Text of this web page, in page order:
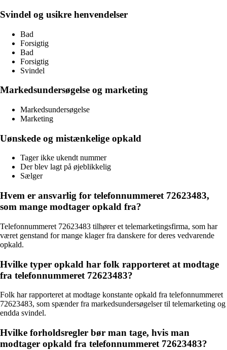
Svindel og usikre henvendelser
Bad
Forsigtig
Bad
Forsigtig
Svindel
Markedsundersøgelse og marketing
Markedsundersøgelse
Marketing
Uønskede og mistænkelige opkald
Tager ikke ukendt nummer
Der blev lagt på øjeblikkelig
Sælger
Hvem er ansvarlig for telefonnummeret 72623483,
som mange modtager opkald fra?
Telefonnummeret 72623483 tilhører et telemarketingsfirma, som har
været genstand for mange klager fra danskere for deres vedvarende
opkald.
Hvilke typer opkald har folk rapporteret at modtage
fra telefonnummeret 72623483?
Folk har rapporteret at modtage konstante opkald fra telefonnummeret
72623483, som spænder fra markedsundersøgelser til telemarketing og
endda svindel.
Hvilke forholdsregler bør man tage, hvis man
modtager opkald fra telefonnummeret 72623483?